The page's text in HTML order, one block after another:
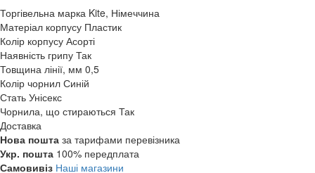
Торгівельна марка Kite, Німеччина
Матеріал корпусу Пластик
Колір корпусу Асорті
Наявність грипу Так
Товщина лінії, мм 0,5
Колір чорнил Синій
Стать Унісекс
Чорнила, що стираються Так
Доставка
Нова пошта за тарифами перевізника
Укр. пошта 100% передплата
Самовивіз Наші магазини